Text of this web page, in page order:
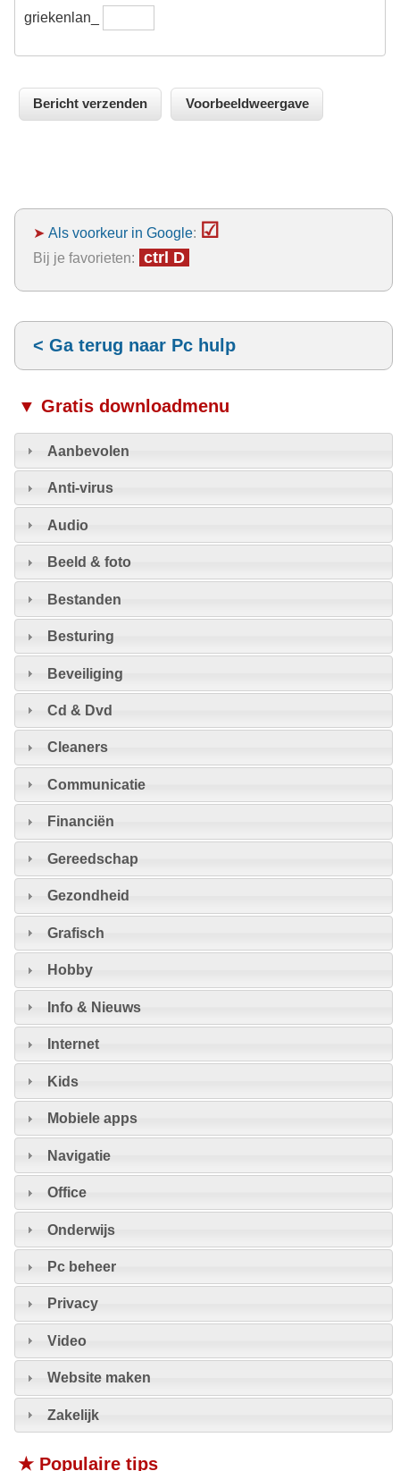
griekenlan_
➤ Als voorkeur in Google: ☑
Bij je favorieten: ctrl D
< Ga terug naar Pc hulp
▼ Gratis downloadmenu
Aanbevolen
Anti-virus
Audio
Beeld & foto
Bestanden
Besturing
Beveiliging
Cd & Dvd
Cleaners
Communicatie
Financiën
Gereedschap
Gezondheid
Grafisch
Hobby
Info & Nieuws
Internet
Kids
Mobiele apps
Navigatie
Office
Onderwijs
Pc beheer
Privacy
Video
Website maken
Zakelijk
★ Populaire tips